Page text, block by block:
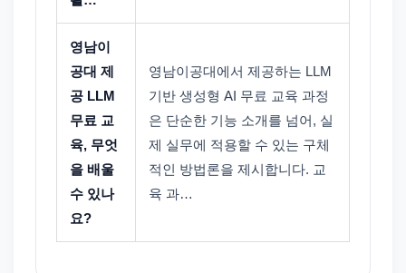
영남이
공대 제
공 LLM
무료 교
육, 무엇
을 배울
수 있나
요?
영남이공대에서 제공하는 LLM
기반 생성형 AI 무료 교육 과정
은 단순한 기능 소개를 넘어, 실
제 실무에 적용할 수 있는 구체
적인 방법론을 제시합니다. 교
육 과…